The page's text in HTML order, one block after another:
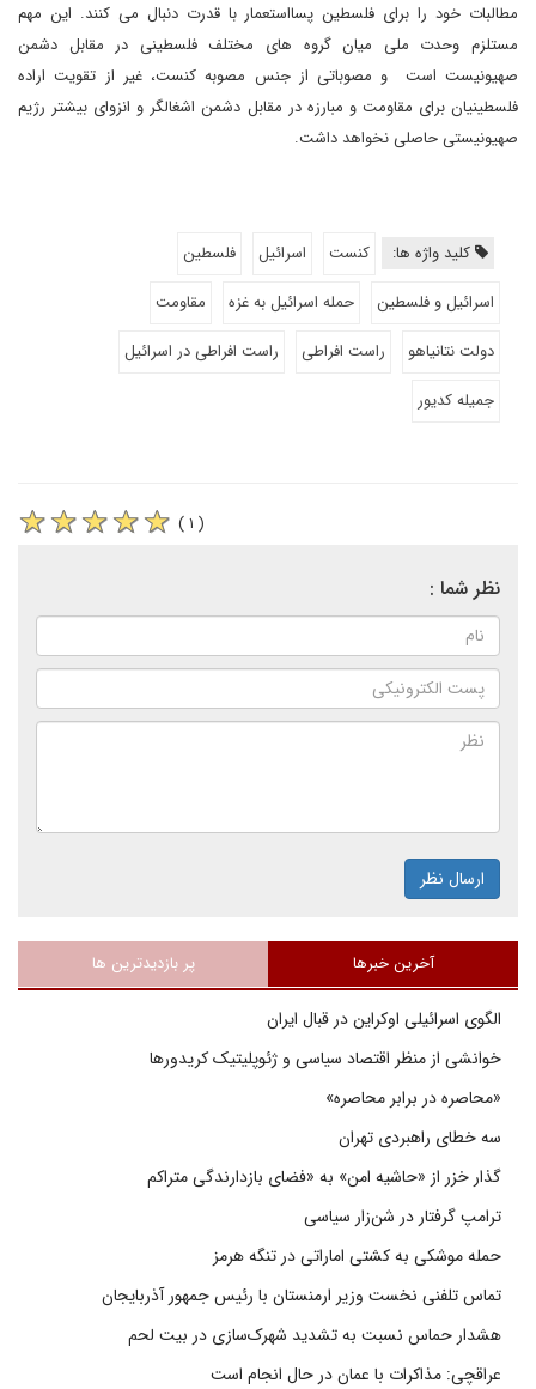
مطالبات خود را برای فلسطین پسااستعمار با قدرت دنبال می کنند. این مهم
مستلزم وحدت ملی میان گروه های مختلف فلسطینی در مقابل دشمن
صهیونیست است و مصوباتی از جنس مصوبه کنست، غیر از تقویت اراده
فلسطینیان برای مقاومت و مبارزه در مقابل دشمن اشغالگر و انزوای بیشتر رژیم
صهیونیستی حاصلی نخواهد داشت.
کلید واژه ها: کنست اسرائیل
فلسطین
اسرائیل و فلسطین
حمله اسرائیل به غزه
مقاومت
دولت نتانیاهو
راست افراطی
راست افراطی در اسرائیل
جمیله کدیور
( ۱ )
نظر شما :
ارسال نظر
آخرین خبرها پر بازدیدترین ها
الگوی اسرائیلی اوکراین در قبال ایران
خوانشی از منظر اقتصاد سیاسی و ژئوپلیتیک کریدورها
«محاصره در برابر محاصره»
سه خطای راهبردی تهران
گذار خزر از «حاشیه امن» به «فضای بازدارندگی متراکم
ترامپ گرفتار در شن‌زار سیاسی
حمله موشکی به کشتی اماراتی در تنگه هرمز
تماس تلفنی نخست وزیر ارمنستان با رئیس جمهور آذربایجان
هشدار حماس نسبت به تشدید شهرک‌سازی در بیت‌ لحم
عراقچی: مذاکرات با عمان در حال انجام است